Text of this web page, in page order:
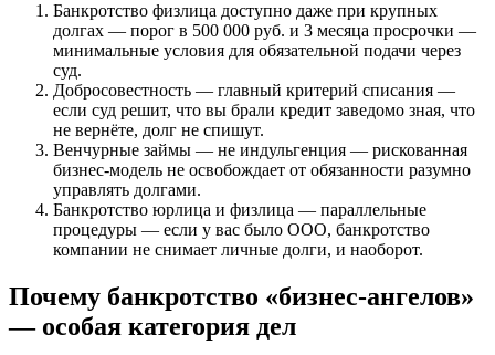
Банкротство физлица доступно даже при крупных
долгах — порог в 500 000 руб. и 3 месяца просрочки —
минимальные условия для обязательной подачи через
суд.
Добросовестность — главный критерий списания —
если суд решит, что вы брали кредит заведомо зная, что
не вернёте, долг не спишут.
Венчурные займы — не индульгенция — рискованная
бизнес-модель не освобождает от обязанности разумно
управлять долгами.
Банкротство юрлица и физлица — параллельные
процедуры — если у вас было ООО, банкротство
компании не снимает личные долги, и наоборот.
Почему банкротство «бизнес-ангелов»
— особая категория дел